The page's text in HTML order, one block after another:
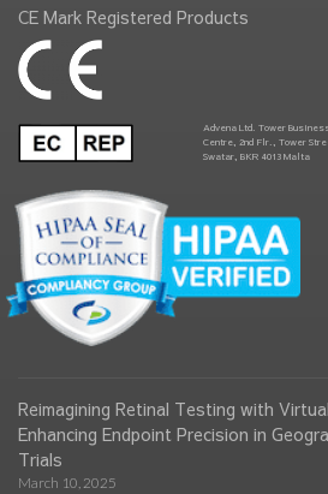
CE Mark Registered Products
Advena Ltd. Tower
Centre, 2nd Flr., Tower
Swatar, BKR 4013 Malta
Reimagining Retinal Testing with
Enhancing Endpoint Precision in
Trials
March 10, 2025